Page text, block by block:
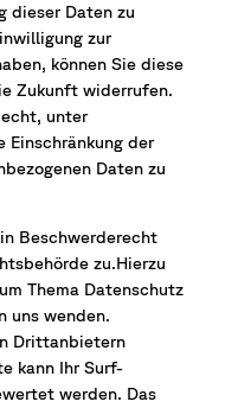
dieser Daten zu
zur
können Sie diese
Zukunft widerrufen.
unter
Einschränkung der
Daten zu
Beschwerderecht
zu.Hierzu
Thema Datenschutz
uns wenden.
Drittanbietern
kann Ihr Surf-
werden. Das